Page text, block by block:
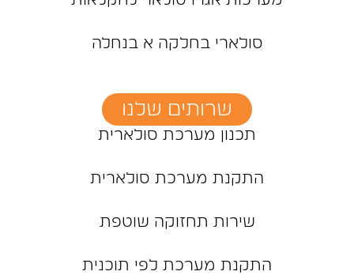
סולארי בחלקה א בנחלה
שרותים שלנו
תכנון מערכת סולארית
התקנת מערכת סולארית
שירות תחזוקה שוטפת
התקנת מערכת לפי תוכנית